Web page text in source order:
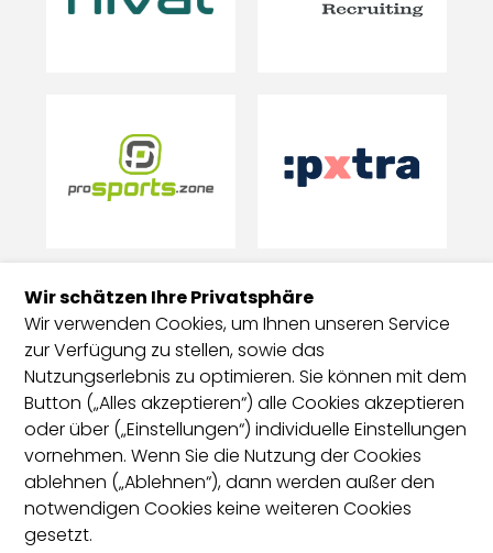
Wir schätzen Ihre Privatsphäre
Wir verwenden Cookies, um Ihnen unseren Service
zur Verfügung zu stellen, sowie das
Nutzungserlebnis zu optimieren. Sie können mit dem
Button („Alles akzeptieren“) alle Cookies akzeptieren
oder über („Einstellungen“) individuelle Einstellungen
vornehmen. Wenn Sie die Nutzung der Cookies
ablehnen („Ablehnen“), dann werden außer den
notwendigen Cookies keine weiteren Cookies
gesetzt.